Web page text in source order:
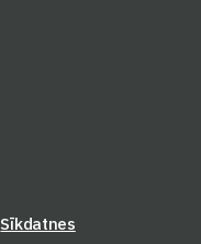
Sīkdatnes